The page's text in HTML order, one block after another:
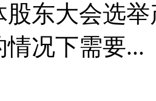
股东大会选
况下需要...